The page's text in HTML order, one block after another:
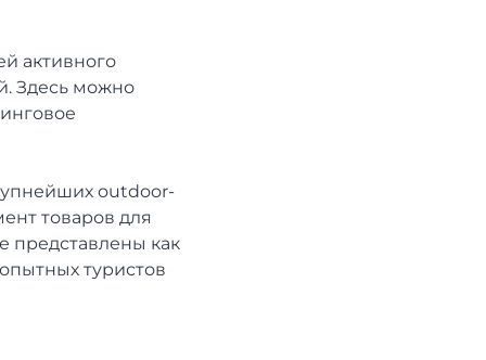
активного
Здесь можно
outdoor-
товаров для
представлены как
туристов